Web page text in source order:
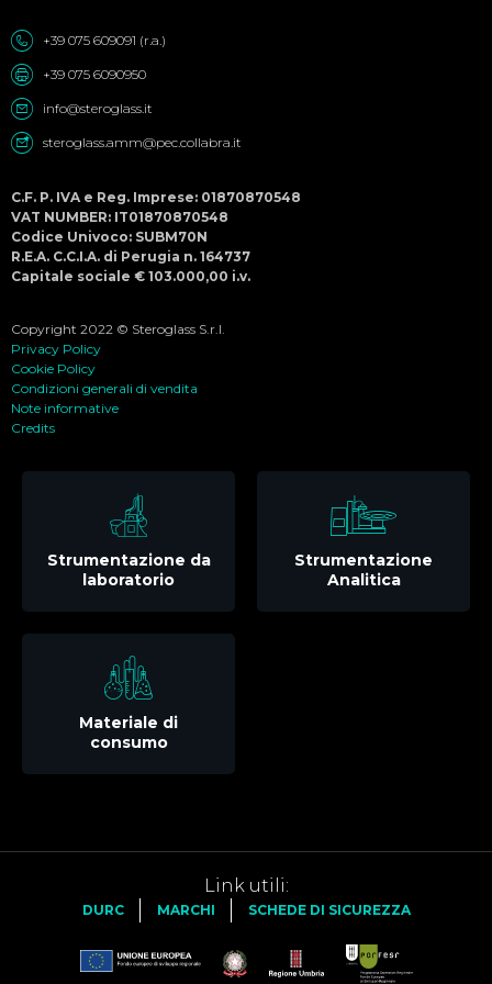
+39 075 609091 (r.a.)
+39 075 6090950
info@steroglass.it
steroglass.amm@pec.collabra.it
C.F. P. IVA e Reg. Imprese: 01870870548
VAT NUMBER: IT01870870548
Codice Univoco: SUBM70N
R.E.A. C.C.I.A. di Perugia n. 164737
Capitale sociale € 103.000,00 i.v.
Copyright 2022 © Steroglass S.r.l.
Privacy Policy
Cookie Policy
Condizioni generali di vendita
Note informative
Credits
Strumentazione da
laboratorio
Strumentazione
Analitica
Materiale di
consumo
Link utili:
DURC MARCHI SCHEDE DI SICUREZZA